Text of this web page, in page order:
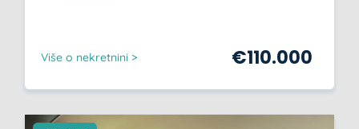
Više o nekretnini > €110.000